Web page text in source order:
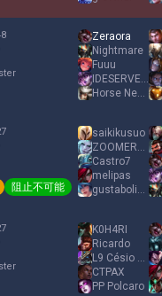
Zeraora
Nightmare
Fuuu
IDESERVEIT
Horse Negs
阻止不可能
saikikusuo
ZOOMERSLULWLULW
Castro7
melipas
gustabolinha
K0H4RI
Ricardo
L9 Césio 137
CTPAX
PP Polcaro